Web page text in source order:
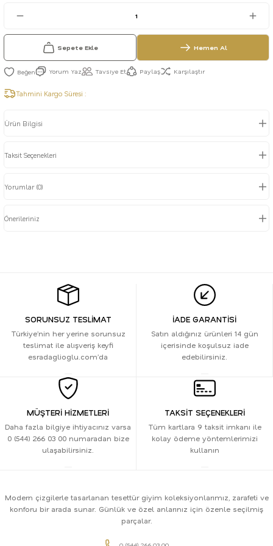
Sepete Ekle Hemen Al
Yorum Yaz Tavsiye Et Paylaş Karşılaştır
Tahmini Kargo Süresi :
Ürün Bilgisi
Taksit Seçenekleri
Yorumlar (0)
Önerileriniz
SORUNSUZ TESLİMAT
Türkiye’nin her yerine sorunsuz
teslimat ile alışveriş keyfi
esradaglioglu.com’da
İADE GARANTİSİ
Satın aldığınız ürünleri 14 gün
içerisinde koşulsuz iade
edebilirsiniz.
MÜŞTERİ HİZMETLERİ
Daha fazla bilgiye ihtiyacınız varsa
0 (544) 266 03 00 numaradan bize
ulaşabilirsiniz.
TAKSİT SEÇENEKLERİ
Tüm kartlara 9 taksit imkanı ile
kolay ödeme yöntemlerimizi
kullanın
Modern çizgilerle tasarlanan tesettür giyim koleksiyonlarımız, zarafeti ve
konforu bir arada sunar. Günlük ve özel anlarınız için özenle seçilmiş
parçalar.